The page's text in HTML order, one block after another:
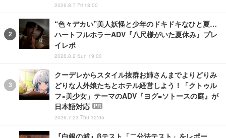
2026.8.7 Fri 18:00
“色々デカい”美人妖怪と少年のドキドキなひと夏…
ハートフルホラーADV『八尺様がいた夏休み』プレ
イレポ
2026.8.2 Sun 19:00
クーデレからスタイル抜群お姉さんまでよりどりみ
どりな人外娘たちとホテル経営しよう！「クトゥル
フ×美少女」テーマのADV『ヨグ=ソトースの庭』が
日本語対応
PR
2026.7.23 Thu 12:05